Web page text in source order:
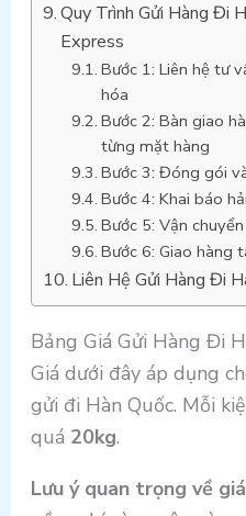
Quy Trình Gửi Hàng Đi
Express
Bước 1: Liên hệ tư
hóa
Bước 2: Bàn giao
từng mặt hàng
Bước 3: Đóng gói
Bước 4: Khai báo
Bước 5: Vận
Bước 6: Giao hàng
Liên Hệ Gửi Hàng Đi
Bảng Giá Gửi Hàng Đi
Giá dưới đây áp dụng
gửi đi Hàn Quốc. Mỗi
quá 20kg.
Lưu ý quan trọng về